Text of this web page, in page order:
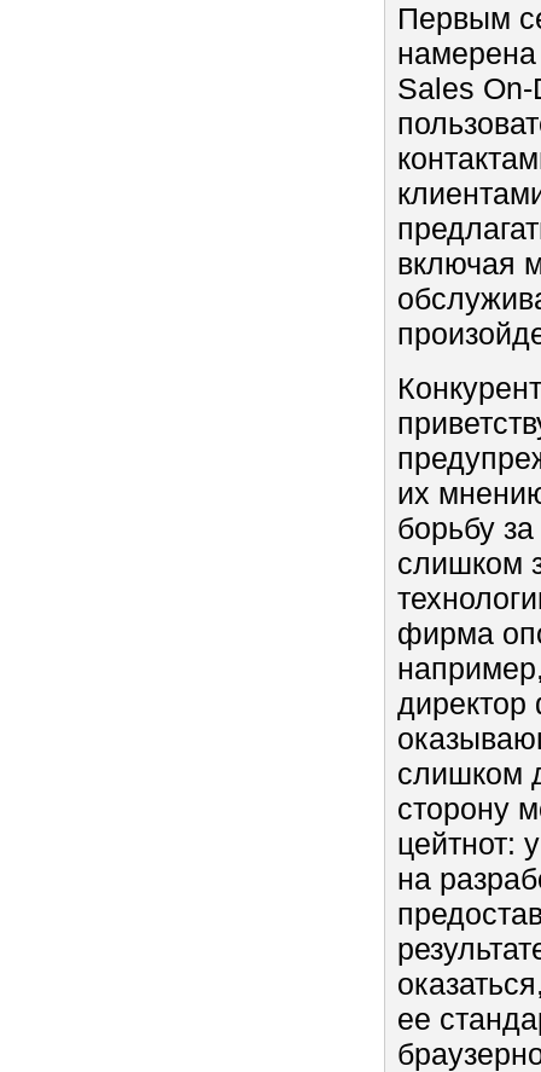
Первым
намерена
Sales
включая
их
борьбу
слишком
фирма
слишком
сторону
цейтнот:
на
ее